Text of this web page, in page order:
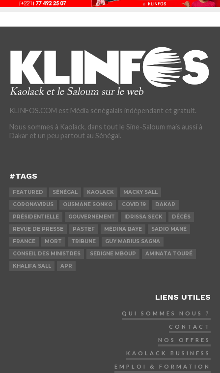
KLINFOS.COM est Média sénégalais indépendant et gratuit.
Nous sommes à Kaolack, dans tout le Sine-Saloum mais aussi à
Dakar et un peu partout au Sénégal.
#TAGS
FEATURED SÉNÉGAL KAOLACK
MACKY SALL
CORONAVIRUS
OUSMANE SONKO COVID 19
DAKAR
PRÉSIDENTIELLE
GOUVERNEMENT IDRISSA SECK
DÉCÈS
REVUE DE PRESSE
PASTEF MÉDINA BAYE
SADIO MANÉ
FRANCE
MORT TRIBUNE
GUY MARIUS SAGNA
CONSEIL DES MINISTRES
SERIGNE MBOUP
AMINATA TOURÉ
KHALIFA SALL
APR
LIENS UTILES
QUI SOMMES NOUS ?
CONTACT
NOS OFFRES
KAOLACK BUSINESS
EMPLOI & FORMATION